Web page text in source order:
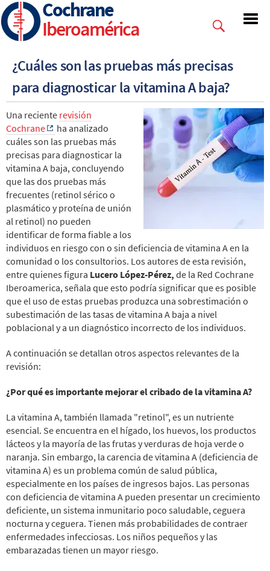
Skip
to
main
Cochrane
Iberoamérica
¿Cuáles son las pruebas más precisas
para diagnosticar la vitamina A baja?
Una reciente revisión
Cochrane
ha analizado
cuáles son las pruebas más
precisas para diagnosticar la
vitamina A baja, concluyendo
que las dos pruebas más
frecuentes (retinol sérico o
plasmático y proteína de unión
al retinol) no pueden
identificar de forma fiable a los
individuos en riesgo con o sin deficiencia de vitamina A en la
comunidad o los consultorios. Los autores de esta revisión,
entre quienes figura Lucero López-Pérez, de la Red Cochrane
Iberoamerica, señala que esto podría significar que es posible
que el uso de estas pruebas produzca una sobrestimación o
subestimación de las tasas de vitamina A baja a nivel
poblacional y a un diagnóstico incorrecto de los individuos.
A continuación se detallan otros aspectos relevantes de la
revisión:
¿Por qué es importante mejorar el cribado de la vitamina A?
La vitamina A, también llamada "retinol", es un nutriente
esencial. Se encuentra en el hígado, los huevos, los productos
lácteos y la mayoría de las frutas y verduras de hoja verde o
naranja. Sin embargo, la carencia de vitamina A (deficiencia de
vitamina A) es un problema común de salud pública,
especialmente en los países de ingresos bajos. Las personas
con deficiencia de vitamina A pueden presentar un crecimiento
deficiente, un sistema inmunitario poco saludable, ceguera
nocturna y ceguera. Tienen más probabilidades de contraer
enfermedades infecciosas. Los niños pequeños y las
embarazadas tienen un mayor riesgo.